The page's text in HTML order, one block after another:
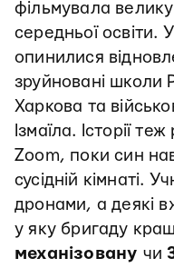
фільмувала велику
середньої освіти.
опинилися
зруйновані школи
Харкова та
Ізмаїла. Історії
Zoom, поки син
сусідній кімнаті.
дронами, а деякі
у яку бригаду
механізовану чи